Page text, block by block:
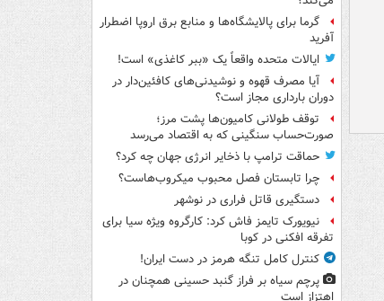
گرما برای پالایشگاه‌ها و منابع برق اروپا اضطرار
آفرید
ایالات متحده واقعاً یک «ببر کاغذی» است!
آیا مصرف قهوه و نوشیدنی‌های کافئین‌دار در
دوران بارداری مجاز است؟
توقف طولانی کامیون‌ها پشت مرز؛
صورت‌حساب سنگینی که به اقتصاد می‌رسد
حماقت ترامپ با ذخایر انرژی جهان چه کرد؟
چرا تابستان فصل محبوب میکروب‌هاست؟
دستگیری قاتل فراری در نوشهر
نیویورک تایمز فاش کرد: کارگروه ویژه سیا برای
تفرقه افکنی در کوبا
کنترل کامل تنگه هرمز در دست ایران!
پرچم سیاه بر فراز گنبد حسینی همچنان در
اهتزاز است